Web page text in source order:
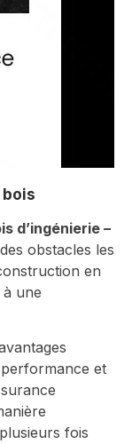
d’ingénierie –
obstacles les
en
une
et
fois